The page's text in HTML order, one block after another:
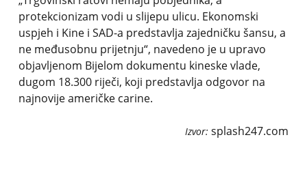
protekcionizam vodi u slijepu ulicu. Ekonomski
uspjeh i Kine i SAD-a predstavlja zajedničku šansu, a
ne međusobnu prijetnju“, navedeno je u upravo
objavljenom Bijelom dokumentu kineske vlade,
dugom 18.300 riječi, koji predstavlja odgovor na
najnovije američke carine.
Izvor:splash247.com